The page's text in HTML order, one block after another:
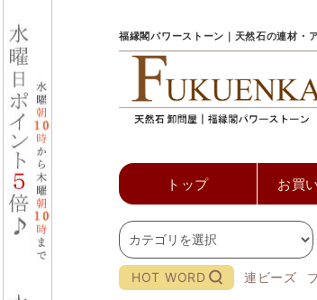
福縁閣パワーストーン｜天然石の連材・
トップ お買
HOT WORD 連ビーズ